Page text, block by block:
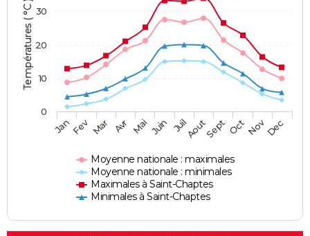
Températures ( °C )
Moyenne nationale : maximales
Moyenne nationale : minimales
Maximales à Saint-Chaptes
Minimales à Saint-Chaptes
JanFev Mar Avr Mai Juin JuilAoutSept OctNovDec
0
10
20
30